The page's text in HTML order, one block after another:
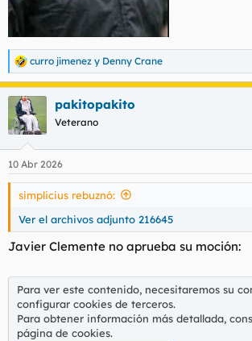
R
e
a
c
c
i
e
s
curro jimenez y Denny Crane
pakitopakito
Veterano
10 Abr 2026
simplicius rebuznó:
Ver el archivos adjunto 216645
Javier Clemente no aprueba su moción:
Para ver este contenido, necesitaremos su
configurar cookies de terceros.
Para obtener información más detallada,
página de cookies.